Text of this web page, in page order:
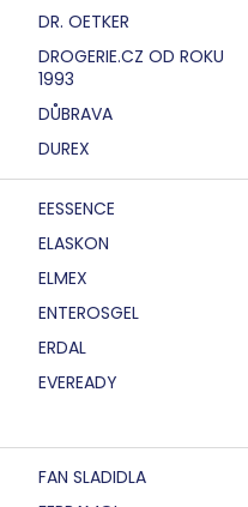
DR. OETKER
DROGERIE.CZ OD ROKU
1993
DŮBRAVA
DUREX
EESSENCE
ELASKON
ELMEX
ENTEROSGEL
ERDAL
EVEREADY
FAN SLADIDLA